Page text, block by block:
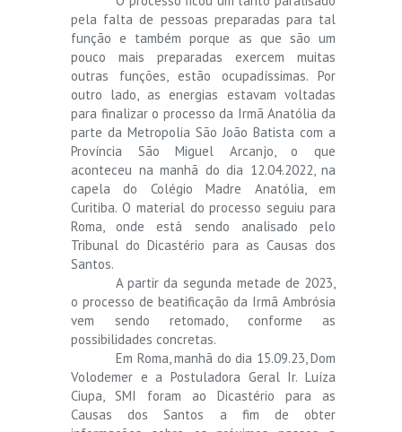
pela falta de pessoas preparadas para tal
função e também porque as que são um
pouco mais preparadas exercem muitas
outras funções, estão ocupadíssimas. Por
outro lado, as energias estavam voltadas
para finalizar o processo da Irmã Anatólia da
parte da Metropolia São João Batista com a
Província São Miguel Arcanjo, o que
aconteceu na manhã do dia 12.04.2022, na
capela do Colégio Madre Anatólia, em
Curitiba. O material do processo seguiu para
Roma, onde está sendo analisado pelo
Tribunal do Dicastério para as Causas dos
Santos.
A partir da segunda metade de 2023,
o processo de beatificação da Irmã Ambrósia
vem sendo retomado, conforme as
possibilidades concretas.
Em Roma, manhã do dia 15.09.23, Dom
Volodemer e a Postuladora Geral Ir. Luíza
Ciupa, SMI foram ao Dicastério para as
Causas dos Santos a fim de obter